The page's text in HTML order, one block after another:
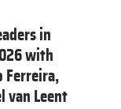
in
with
Ferreira,
van Leent